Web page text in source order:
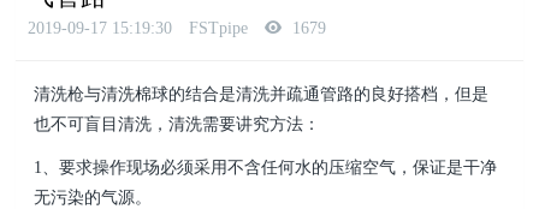
2019-09-17 15:19:30 FSTpipe 1679
清洗枪与清洗棉球的结合是清洗并疏通管路的良好搭档，但是
也不可盲目清洗，清洗需要讲究方法：
1、要求操作现场必须采用不含任何水的压缩空气，保证是干净
无污染的气源。